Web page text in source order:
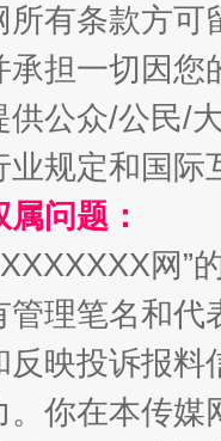
有条款方
承担一切因
供公众/公民/
规定和国
问题：
网”
理笔名和
反映投诉报
。你在本传